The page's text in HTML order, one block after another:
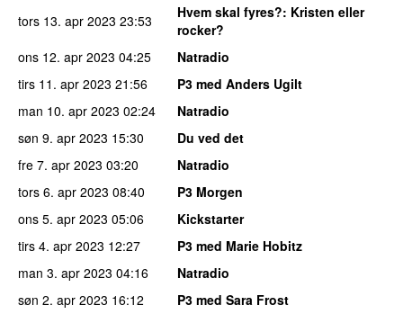
tors 13. apr 2023 23:53 Hvem skal fyres?: Kristen eller
rocker?
ons 12. apr 2023 04:25
Natradio
tirs 11. apr 2023 21:56
P3 med Anders Ugilt
man 10. apr 2023 02:24
Natradio
søn 9. apr 2023 15:30
Du ved det
fre 7. apr 2023 03:20
Natradio
tors 6. apr 2023 08:40
P3 Morgen
ons 5. apr 2023 05:06
Kickstarter
tirs 4. apr 2023 12:27
P3 med Marie Hobitz
man 3. apr 2023 04:16
Natradio
søn 2. apr 2023 16:12
P3 med Sara Frost